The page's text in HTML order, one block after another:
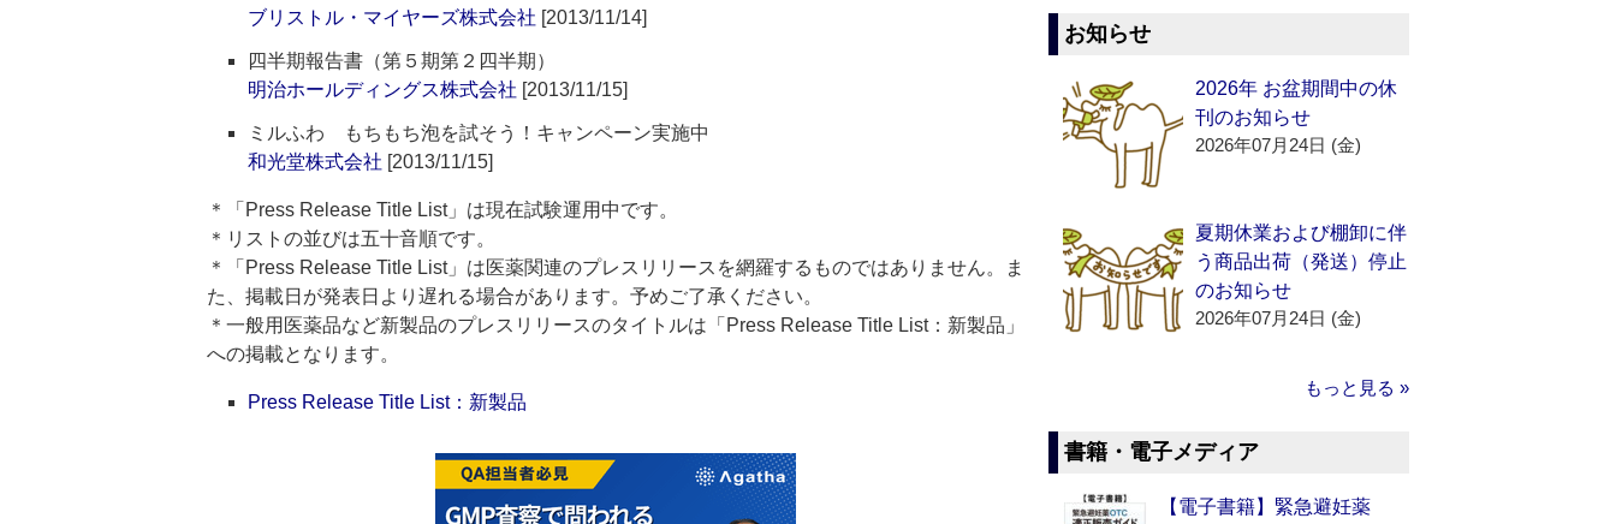
ブリストル・マイヤーズ株式会社 [2013/11/14]
四半期報告書（第５期第２四半期）
明治ホールディングス株式会社 [2013/11/15]
ミルふわ もちもち泡を試そう！キャンペーン実施中
和光堂株式会社 [2013/11/15]
＊「Press Release Title List」は現在試験運用中です。
＊リストの並びは五十音順です。
＊「Press Release Title List」は医薬関連のプレスリリースを網羅するものではありません。ま
た、掲載日が発表日より遅れる場合があります。予めご了承ください。
＊一般用医薬品など新製品のプレスリリースのタイトルは「Press Release Title List：新製品」
への掲載となります。
Press Release Title List：新製品
お知らせ
2026年 お盆期間中の休
刊のお知らせ
2026年07月24日 (金)
夏期休業および棚卸に伴
う商品出荷（発送）停止
のお知らせ
2026年07月24日 (金)
もっと見る »
書籍・電子メディア
【電子書籍】緊急避妊薬